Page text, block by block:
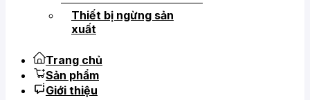
Thiết bị ngừng sản
xuất
Trang chủ
Sản phẩm
Giới thiệu